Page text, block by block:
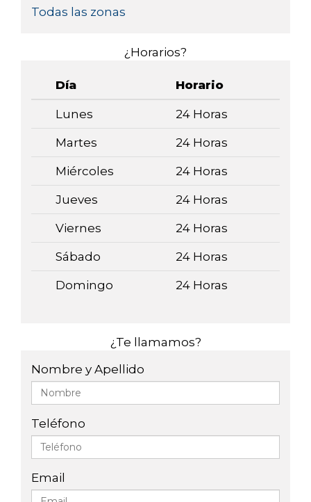
Todas las zonas
¿Horarios?
Día Horario
Lunes 24 Horas
Martes 24 Horas
Miércoles 24 Horas
Jueves 24 Horas
Viernes 24 Horas
Sábado 24 Horas
Domingo 24 Horas
¿Te llamamos?
Nombre y Apellido
Teléfono
Email